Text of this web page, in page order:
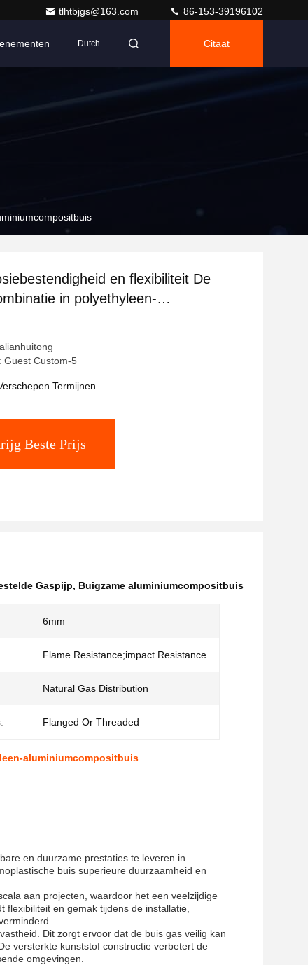
tlhtbjgs@163.com 86-153-39196102
Dutch Citaat
en flexibiliteit De
in polyethyleen-
Guest Custom-5
Termijnen
Beste Prijs
Gaspijp, Buigzame aluminiumcompositbuis
6mm
Flame Resistance;impact Resistance
Natural Gas Distribution
Flanged Or Threaded
aluminiumcompositbuis
en duurzame prestaties te leveren in
buis superieure duurzaamheid en
aan projecten, waardoor het een veelzijdige
en gemak tijdens de installatie,
Dit zorgt ervoor dat de buis gas veilig kan
versterkte kunststof constructie verbetert de
omgevingen.